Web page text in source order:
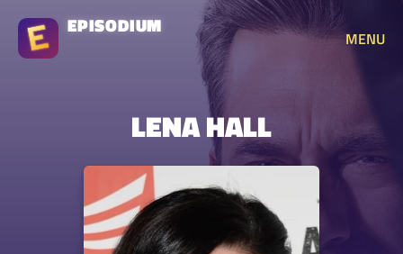
EPISODIUM
MENU
LENA HALL